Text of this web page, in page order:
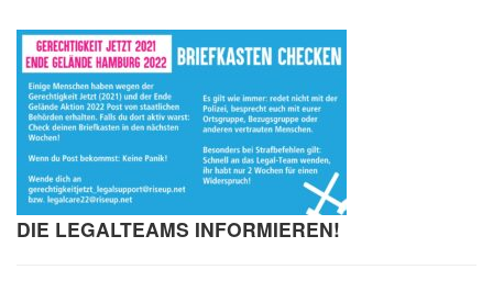
DIE LEGALTEAMS INFORMIEREN!